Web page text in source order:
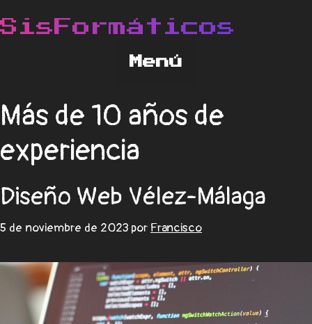
Más de 10 años de
experiencia
Diseño Web Vélez-Málaga
5 de noviembre de 2023 por Francisco